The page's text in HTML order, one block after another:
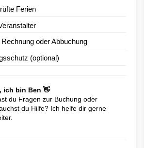
Ferien
oder Abbuchung
(optional)
ich bin Ben 👋
du Fragen zur Buchung oder
du Hilfe? Ich helfe dir gerne